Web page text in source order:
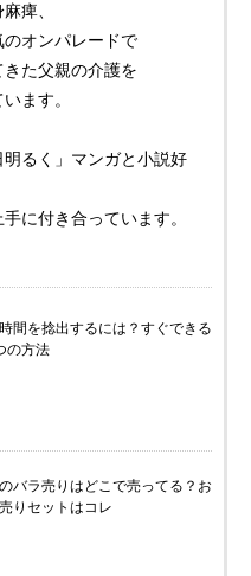
痺、
オンパレードで
た父親の介護を
ます。
るく」マンガと小説好
に付き合っています。
間を捻出するには？すぐできる
の方法
バラ売りはどこで売ってる？お
りセットはコレ